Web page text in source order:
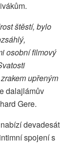
štěstí, bylo
osobní filmový
upřeným
dalajlámův
Gere.
devadesát
spojení s